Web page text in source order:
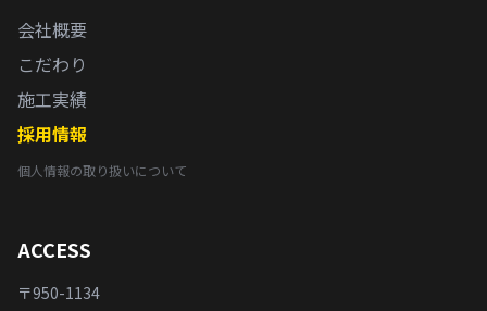
会社概要
こだわり
施工実績
採用情報
個人情報の取り扱いについて
ACCESS
〒950-1134